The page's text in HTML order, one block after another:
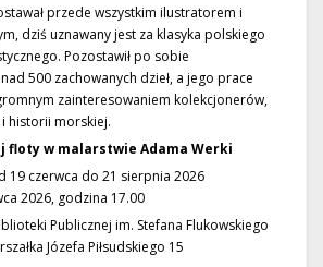
przede wszystkim ilustratorem i
dziś uznawany jest za klasyka polskiego
Pozostawił po sobie
500 zachowanych dzieł, a jego prace
zainteresowaniem kolekcjonerów,
historii morskiej.
floty w malarstwie Adama Werki
19 czerwca do 21 sierpnia 2026
2026, godzina 17.00
Publicznej im. Stefana Flukowskiego
Józefa Piłsudskiego 15